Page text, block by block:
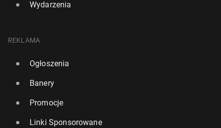
Sześć na dzie­sięć kobiet w Lon­dy­nie twier­dzi, że
bry­tyj­ska stolica staje się coraz mniej bez­piecz­na
Wydarzenia
REKLAMA
Ogłoszenia
Banery
Promocje
Linki Sponsorowane